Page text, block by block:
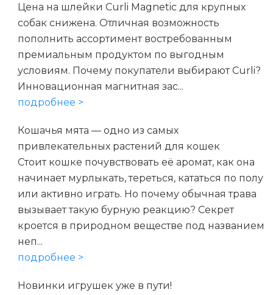
Цена на шлейки Curli Magnetic для крупных
собак снижена. Отличная возможность
пополнить ассортимент востребованным
премиальным продуктом по выгодным
условиям. Почему покупатели выбирают Curli?
Инновационная магнитная зас...
подробнее >
Кошачья мята — одно из самых
привлекательных растений для кошек
Стоит кошке почувствовать её аромат, как она
начинает мурлыкать, тереться, кататься по полу
или активно играть. Но почему обычная трава
вызывает такую бурную реакцию? Секрет
кроется в природном веществе под названием
неп...
подробнее >
Новинки игрушек уже в пути!